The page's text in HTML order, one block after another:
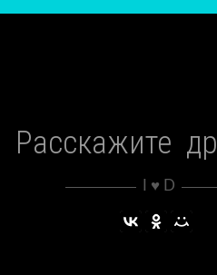
Расскажите